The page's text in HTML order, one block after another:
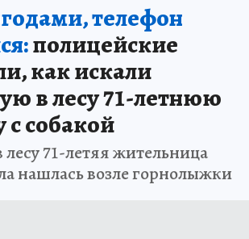
телефон
полицейские
как искали
в лесу 71-летнюю
собакой
71-летяя жительница
нашлась возле горнолыжки